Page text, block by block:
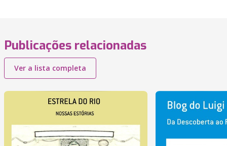
Publicações relacionadas
Ver a lista completa